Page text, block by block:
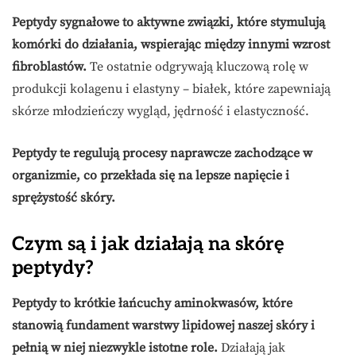
Peptydy sygnałowe to aktywne związki, które stymulują
komórki do działania, wspierając między innymi wzrost
fibroblastów. Te ostatnie odgrywają kluczową rolę w
produkcji kolagenu i elastyny – białek, które zapewniają
skórze młodzieńczy wygląd, jędrność i elastyczność.
Peptydy te regulują procesy naprawcze zachodzące w
organizmie, co przekłada się na lepsze napięcie i
sprężystość skóry.
Czym są i jak działają na skórę
peptydy?
Peptydy to krótkie łańcuchy aminokwasów, które
stanowią fundament warstwy lipidowej naszej skóry i
pełnią w niej niezwykle istotne role. Działają jak